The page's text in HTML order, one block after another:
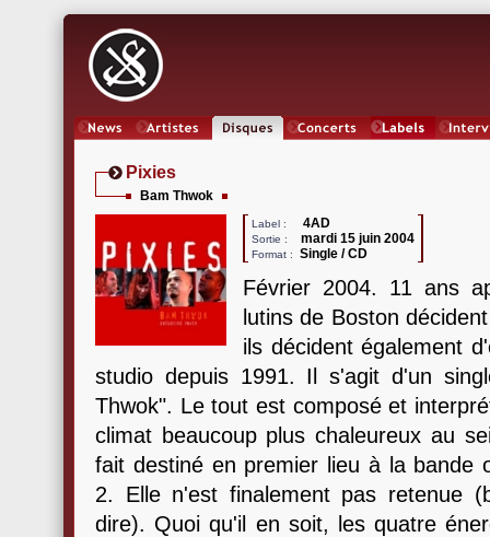
Pixies
Bam Thwok
Label : 4AD
Sortie : mardi 15 juin 2004
Format : Single / CD
Février 2004. 11 ans
lutins de Boston
ils décident également
studio depuis 1991. Il s'agit d'un
Thwok". Le tout est composé et
climat beaucoup plus chaleureux au
fait destiné en premier lieu à la bande
2. Elle n'est finalement pas retenue
dire). Quoi qu'il en soit, les quatre